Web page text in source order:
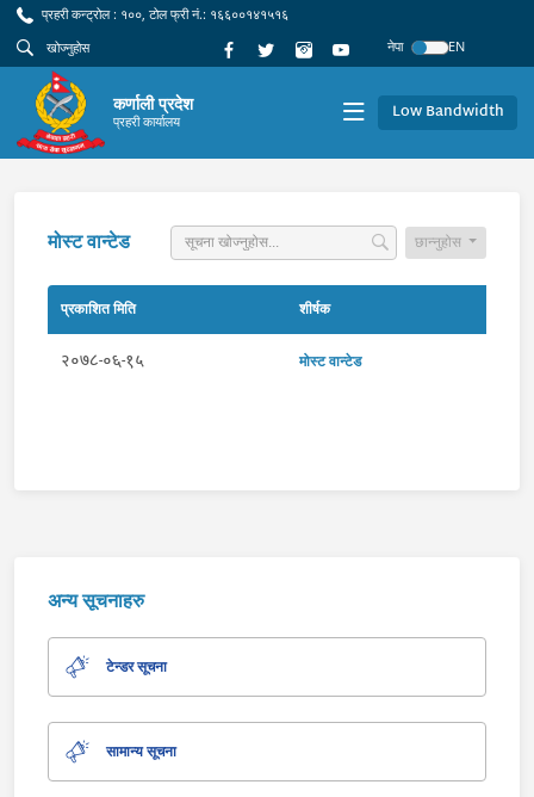
प्रहरी कन्ट्रोल : १००, टोल फ्री नं.: १६६००१४१५१६
नेपा
EN
कर्णाली प्रदेश
प्रहरी कार्यालय Low Bandwidth
मोस्ट वान्टेड छान्नुहोस
प्रकाशित मिति शीर्षक
२०७८-०६-१५ मोस्ट वान्टेड
अन्य सूचनाहरु
टेन्डर सूचना
सामान्य सूचना